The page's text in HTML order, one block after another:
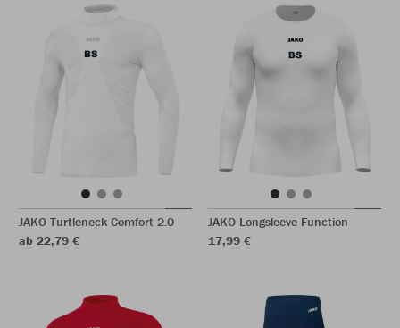
JAKO Turtleneck Comfort 2.0
ab 22,79 €
JAKO Longsleeve Function
17,99 €